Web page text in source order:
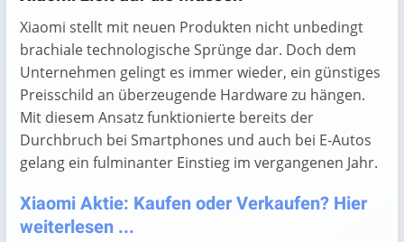
Xiaomi stellt mit neuen Produkten nicht unbedingt
brachiale technologische Sprünge dar. Doch dem
Unternehmen gelingt es immer wieder, ein günstiges
Preisschild an überzeugende Hardware zu hängen.
Mit diesem Ansatz funktionierte bereits der
Durchbruch bei Smartphones und auch bei E-Autos
gelang ein fulminanter Einstieg im vergangenen Jahr.
Xiaomi Aktie: Kaufen oder Verkaufen? Hier
weiterlesen ...